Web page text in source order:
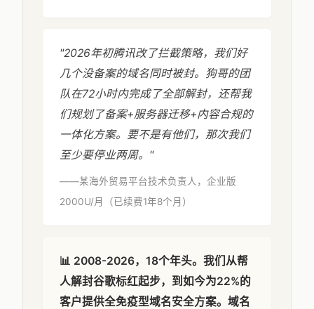
"2026年初腾讯改了拦截策略，我们好
几个没备案的域名同时被封。狗哥的团
队在72小时内完成了全部解封，还帮我
们规划了备案+服务器迁移+内容合规的
一体化方案。要不是有他们，那次我们
至少要停业两周。"
——某海外贸易平台技术负责人，企业版
2000U/月（已续费1年8个月）
📊 2008-2026，18个年头。我们从帮
人解封谷歌标红起步，到如今为22%的
客户提供全免疫型域名安全方案。域名